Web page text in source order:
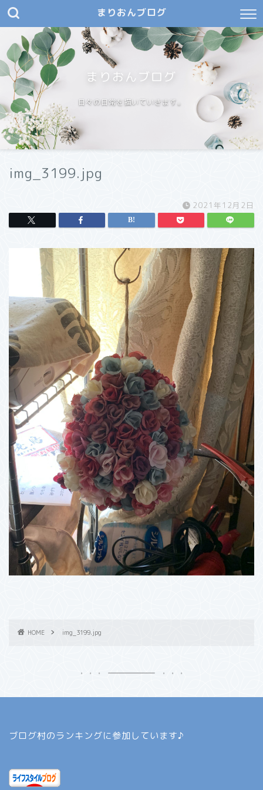
まりおんブログ
まりおんブログ
日々の日常を描いていきます。
img_3199.jpg
2021年12月2日
HOME img_3199.jpg
ブログ村のランキングに参加しています♪